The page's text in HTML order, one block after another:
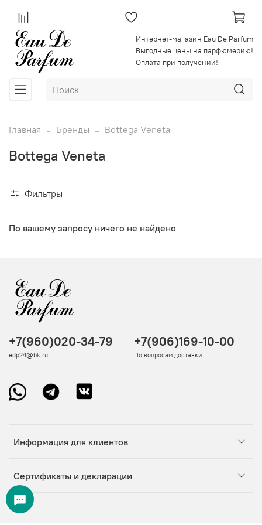
Интернет-магазин Eau De Parfum
Выгодные цены на парфюмерию!
Оплата при получении!
Главная Бренды Bottega Veneta
Bottega Veneta
Фильтры
По вашему запросу ничего не найдено
Информация для клиентов
Сертификаты и декларации
+7(960)020-34-79
edp24@bk.ru
+7(906)169-10-00
По вопросам доставки